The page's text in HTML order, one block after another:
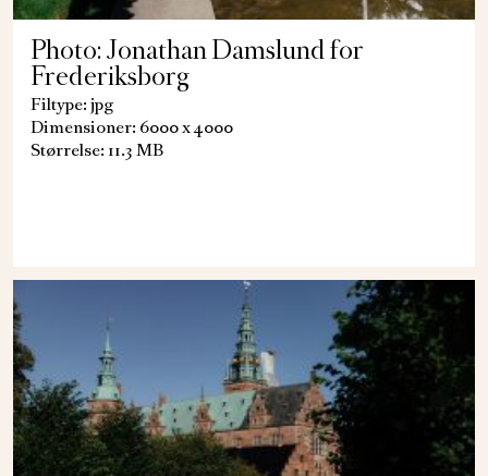
Photo: Jonathan Damslund for
Frederiksborg
Filtype: jpg
Dimensioner: 6000 x 4000
Størrelse: 11.3 MB